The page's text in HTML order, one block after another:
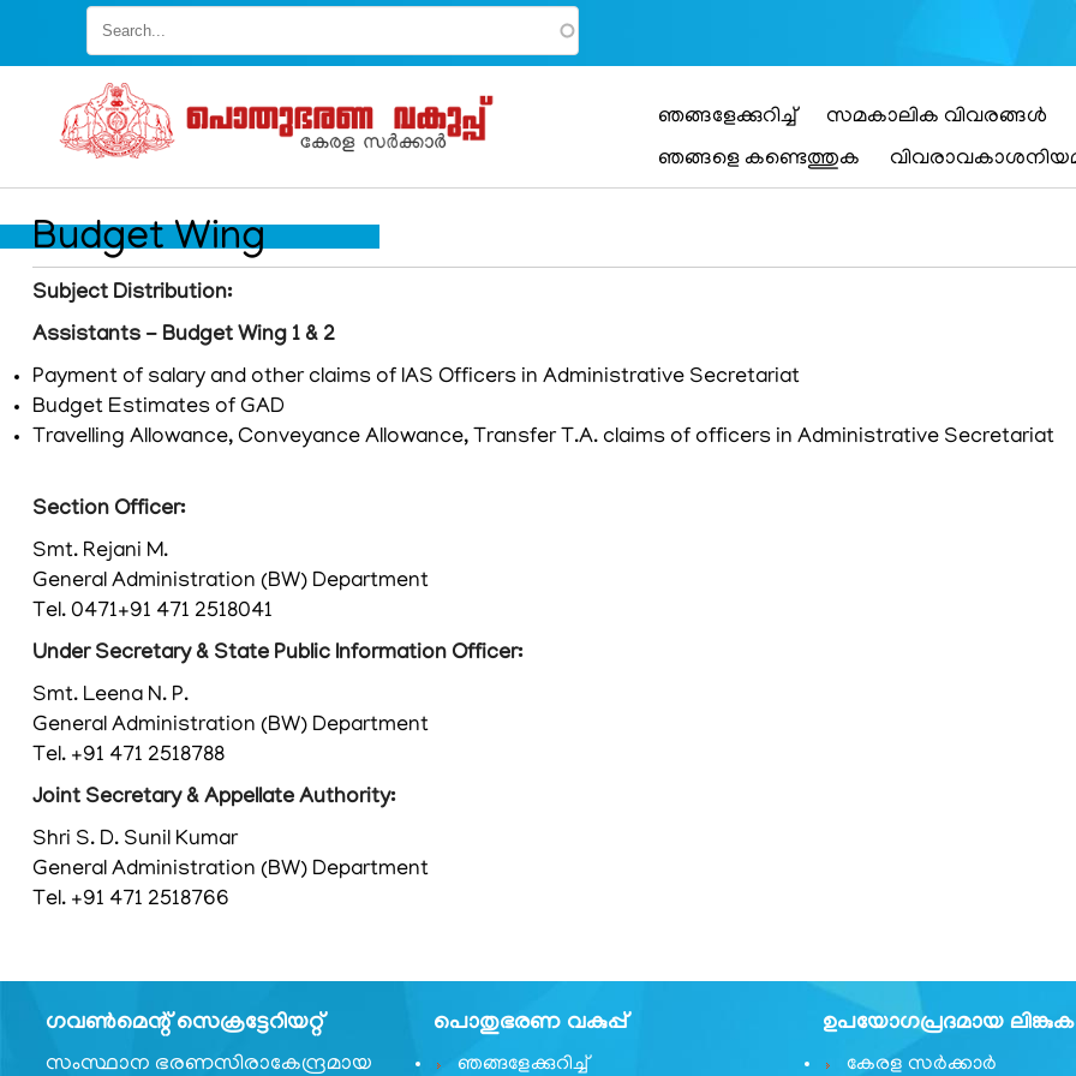
Mainഞങ്ങളേക്കുറിച്ച്
സമകാലിക വിവരങ്ങൾ
ഞങ്ങളെ കണ്ടെത്തുക
MENU
വ്യവസ്ഥകളും
നിബന്ധനകളും
ഞങ്ങളേക്കുറിച്ച്
കാര്യനിർവഹണചട്ടങ്ങൾ
ഓർഡർ
പ്രധാന
Budget Wing
Subject Distribution:
Assistants - Budget Wing 1 & 2
Payment of salary and other claims of IAS Officers in Administrative Secretariat
Budget Estimates of GAD
Travelling Allowance, Conveyance Allowance, Transfer T.A. claims of officers in Administrative Secretariat
Section Officer:
Smt. Rejani M.
General Administration (BW) Department
Tel. 0471+91 471 2518041
Under Secretary & State Public Information Officer:
Smt. Leena N. P.
General Administration (BW) Department
Tel. +91 471 2518788
Joint Secretary & Appellate Authority:
Shri S. D. Sunil Kumar
General Administration (BW) Department
Tel. +91 471 2518766
ഗവണ്‍മെന്റ് സെക്രട്ടേറിയറ്റ്
സംസ്ഥാന ഭരണസിരാകേന്ദ്രമായ
പൊതുഭരണ വകുപ്പ്
ഞങ്ങളേക്കുറിച്ച്
ഉപയോഗപ്രദമായ
കേരള സർക്കാർ